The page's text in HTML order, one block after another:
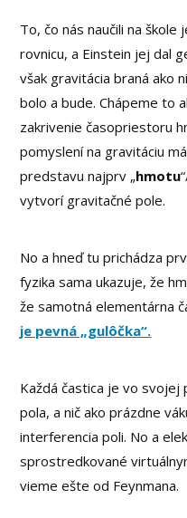
To, čo nás naučili na
rovnicu, a Einstein jej dal
však gravitácia braná ako
bolo a bude. Chápeme to
zakrivenie časopriestoru
pomyslení na gravitáciu
predstavu najprv „hmotu
vytvorí gravitačné pole.
No a hneď tu prichádza
fyzika sama ukazuje, že
že samotná elementárna
je pevná „gulôčka“.
Každá častica je vo svojej
pola, a nič ako prázdne
interferencia poli. No a
sprostredkované
vieme ešte od Feynmana.